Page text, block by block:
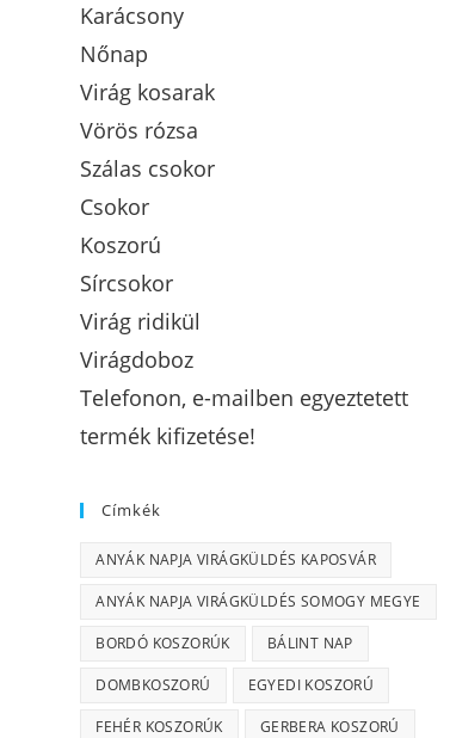
Karácsony
Nőnap
Virág kosarak
Vörös rózsa
Szálas csokor
Csokor
Koszorú
Sírcsokor
Virág ridikül
Virágdoboz
Telefonon, e-mailben egyeztetett
termék kifizetése!
Címkék
ANYÁK NAPJA VIRÁGKÜLDÉS KAPOSVÁR
ANYÁK NAPJA VIRÁGKÜLDÉS SOMOGY MEGYE
BORDÓ KOSZORÚK BÁLINT NAP
DOMBKOSZORÚ EGYEDI KOSZORÚ
FEHÉR KOSZORÚK GERBERA KOSZORÚ